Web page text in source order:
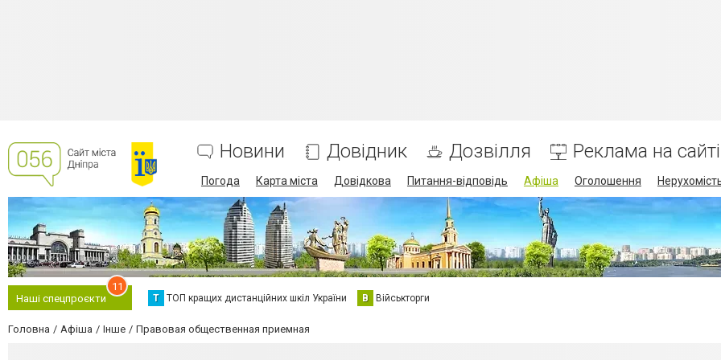
Новини Довідник Дозвілля Реклама на сайті
Погода Карта міста Довідкова Питання-відповідь Афіша Оголошення
Наші спецпроєкти
11
Т ТОП кращих дистанційних шкіл України В Військторги
Головна Афіша Інше Правовая общественная приемная